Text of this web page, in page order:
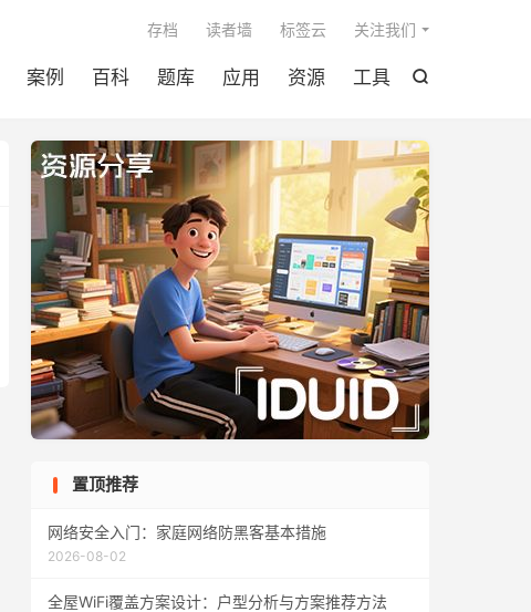

案例 百科 题库 应用 资源 工具
存档 读者墙 标签云 关注我们
置顶推荐
网络安全入门：家庭网络防黑客基本措施
2026-08-02
全屋WiFi覆盖方案设计：户型分析与方案推荐方法